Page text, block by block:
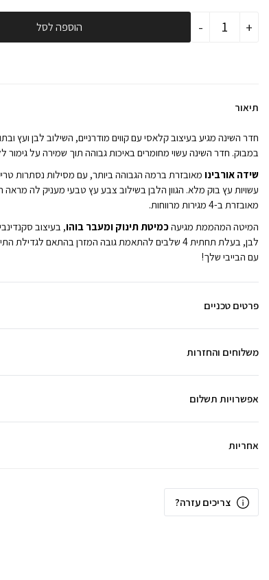
-
כמות
חדר
+ הוספה לסל
תיאור
חדר השינה מגיע בעיצוב קלאסי עם קווים מודרניים, השילוב לבן ועץ
במבוק. חדר השינה עשוי מחומרים באיכות גבוהה תוך שמירה על גימור
שידה אורבינו מאובזרת ברמה הגבוהה ביותר, עם מסילות נסתרות
עשויות עץ בוק מלא. הגוון הלבן בשילוב צבע עץ טבעי מעניק לה מראה
מאובזרת ב-4 מגירות מרווחות.
המיטה המהממת מגיעהכמיטת תינוק ומעבר בוהו, בעיצוב
לבן, בעלת תחתית 4 שלבים להתאמת גובה המזרן בהתאם
עם הבייבי שלך!
פרטים טכניים
משלוחים והחזרות
אפשרויות תשלום
אחריות
צריכים עזרה?